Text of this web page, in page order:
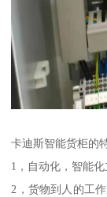
卡迪斯智能货柜的
1，自动化，智能化
2，货物到人的工